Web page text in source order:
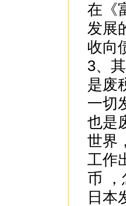
在《
发展
收向
3、
是废
一切
也是
世界
工作
币 ，
日本